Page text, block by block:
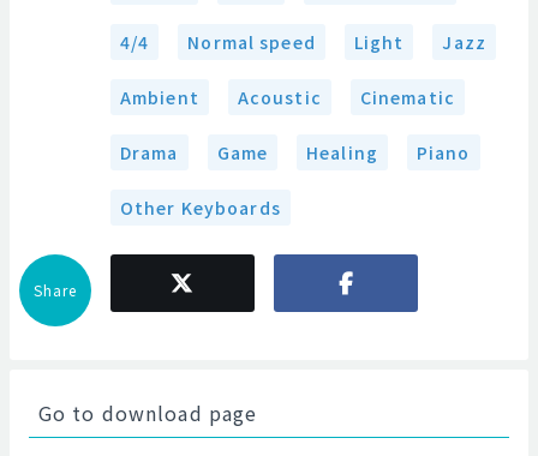
4/4 Normal speed Light Jazz
Ambient Acoustic Cinematic
Drama Game Healing Piano
Other Keyboards
Share
Go to download page